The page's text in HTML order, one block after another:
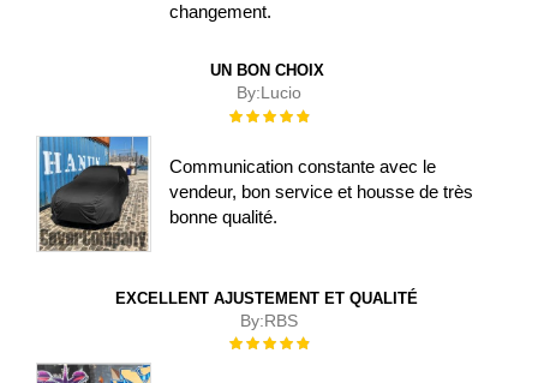
changement.
UN BON CHOIX
By:Lucio
Évaluation :
Communication constante avec le
vendeur, bon service et housse de très
bonne qualité.
EXCELLENT AJUSTEMENT ET QUALITÉ
By:RBS
Évaluation :